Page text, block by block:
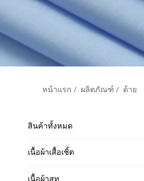
หน้าแรก / ผลิตภัณฑ์ / ด้าย
สินค้าทั้งหมด
เนื้อผ้าเสื้อเชิ้ต
เนื้อผ้าสูท